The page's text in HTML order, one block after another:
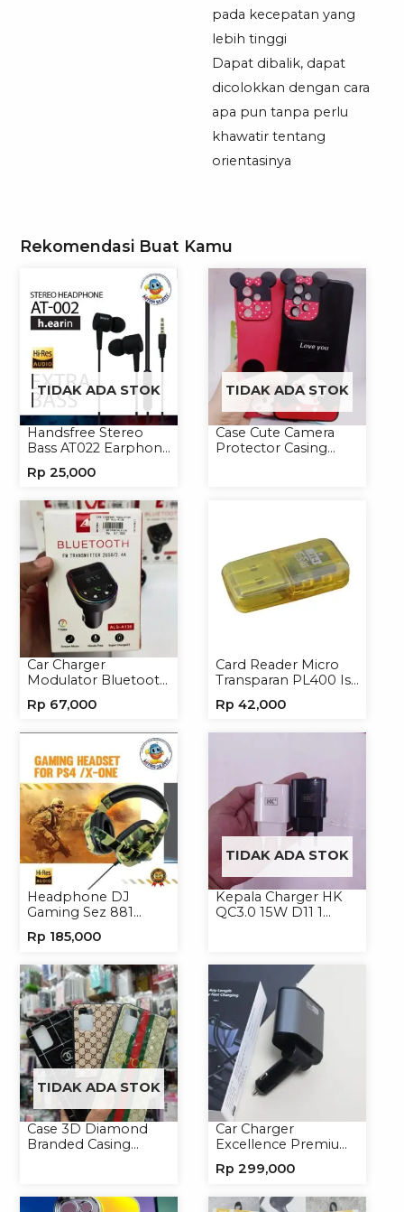
pada kecepatan yang
lebih tinggi
Dapat dibalik, dapat
dicolokkan dengan cara
apa pun tanpa perlu
khawatir tentang
orientasinya
Rekomendasi Buat Kamu
TIDAK ADA STOK
Handsfree Stereo
Bass AT022 Earphone
Rp 25,000
TIDAK ADA STOK
Case Cute Camera
Protector Casing
Car Charger
Modulator Bluetooth
Handphone
Rp 67,000
Card Reader Micro
Transparan PL400 Isi
Rp 42,000
Headphone DJ
Gaming Sez 881
Headset
Rp 185,000
TIDAK ADA STOK
Kepala Charger HK
QC3.0 15W D11 1
TIDAK ADA STOK
Case 3D Diamond
Branded Casing
Car Charger
Excellence Premium
Handphone
Rp 299,000